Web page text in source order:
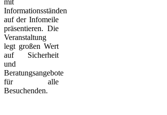
Informationsständen
auf der Infomeile
präsentieren. Die
Veranstaltung
legt großen Wert
auf Sicherheit
und
Beratungsangebote
für alle
Besuchenden.